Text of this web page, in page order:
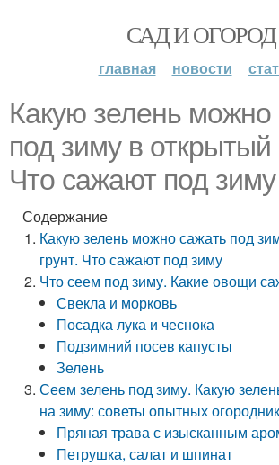
САД И ОГОРОД
главная новости
Какую зелень можно
под зиму в открытый
Что сажают под зиму
Содержание
Какую зелень можно сажать под
грунт. Что сажают под зиму
Что сеем под зиму. Какие овощи
Свекла и морковь
Посадка лука и чеснока
Подзимний посев капусты
Зелень
Сеем зелень под зиму. Какую
на зиму: советы опытных
Пряная трава с изысканным
Петрушка, салат и шпинат